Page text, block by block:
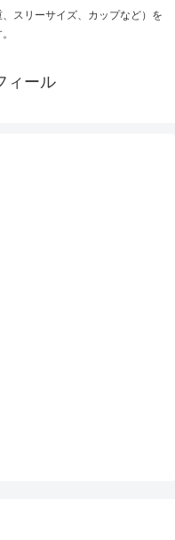
スリーサイズ、カップなど）を
ィール